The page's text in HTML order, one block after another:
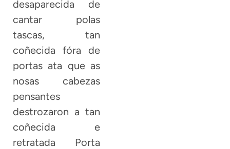
desaparecida de
cantar polas
tascas, tan
coñecida fóra de
portas ata que as
nosas cabezas
pensantes
destrozaron a tan
coñecida e
retratada Porta